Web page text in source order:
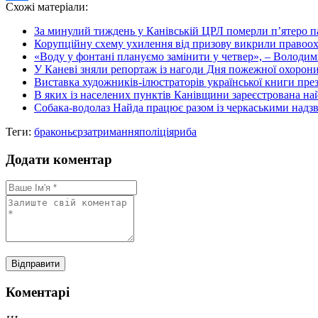
Share
Схожі матеріали:
За минулий тиждень у Канівській ЦРЛ померли п’ятеро
Корупційну схему ухилення від призову викрили
«Воду у фонтані плануємо замінити у четвер», –
У Каневі зняли репортаж із нагоди Дня пожежної
Виставка художників-ілюстраторів української книги
В яких із населених пунктів Канівщини зареєстрована
Собака-водолаз Найда працює разом із черкаськими
Теги: браконьєрзатриманняполіціяриба
Додати коментар
Коментарі